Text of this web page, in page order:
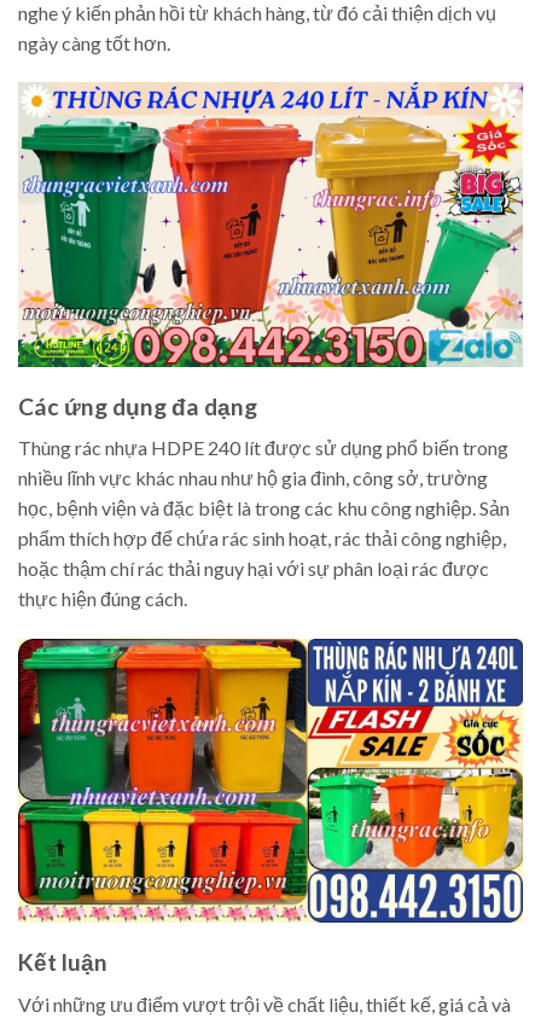
nghe ý kiến phản hồi từ khách hàng, từ đó cải thiện dịch vụ
ngày càng tốt hơn.
Các ứng dụng đa dạng
Thùng rác nhựa HDPE 240 lít được sử dụng phổ biến trong
nhiều lĩnh vực khác nhau như hộ gia đình, công sở, trường
học, bệnh viện và đặc biệt là trong các khu công nghiệp. Sản
phẩm thích hợp để chứa rác sinh hoạt, rác thải công nghiệp,
hoặc thậm chí rác thải nguy hại với sự phân loại rác được
thực hiện đúng cách.
Kết luận
Với những ưu điểm vượt trội về chất liệu, thiết kế, giá cả và